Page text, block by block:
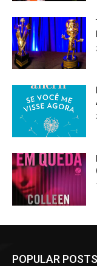
POPULAR POSTS